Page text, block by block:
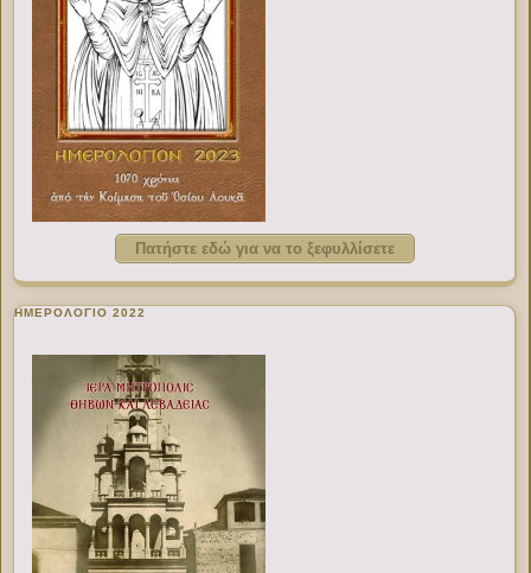
Πατήστε εδώ για να το ξεφυλλίσετε
ΗΜΕΡΟΛΟΓΙΟ 2022